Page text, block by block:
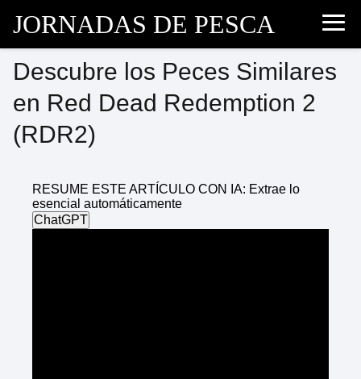
JORNADAS DE PESCA
Descubre los Peces Similares
en Red Dead Redemption 2
(RDR2)
RESUME ESTE ARTÍCULO CON IA: Extrae lo
esencial automáticamente
ChatGPT